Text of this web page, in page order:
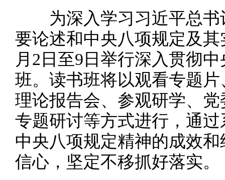
为深入学习习近平总书
要论述和中央八项规定及
月2日至9日举行深入贯彻
班。读书班将以观看专题
理论报告会、参观研学、
专题研讨等方式进行，通
中央八项规定精神的成效
信心，坚定不移抓好落实。